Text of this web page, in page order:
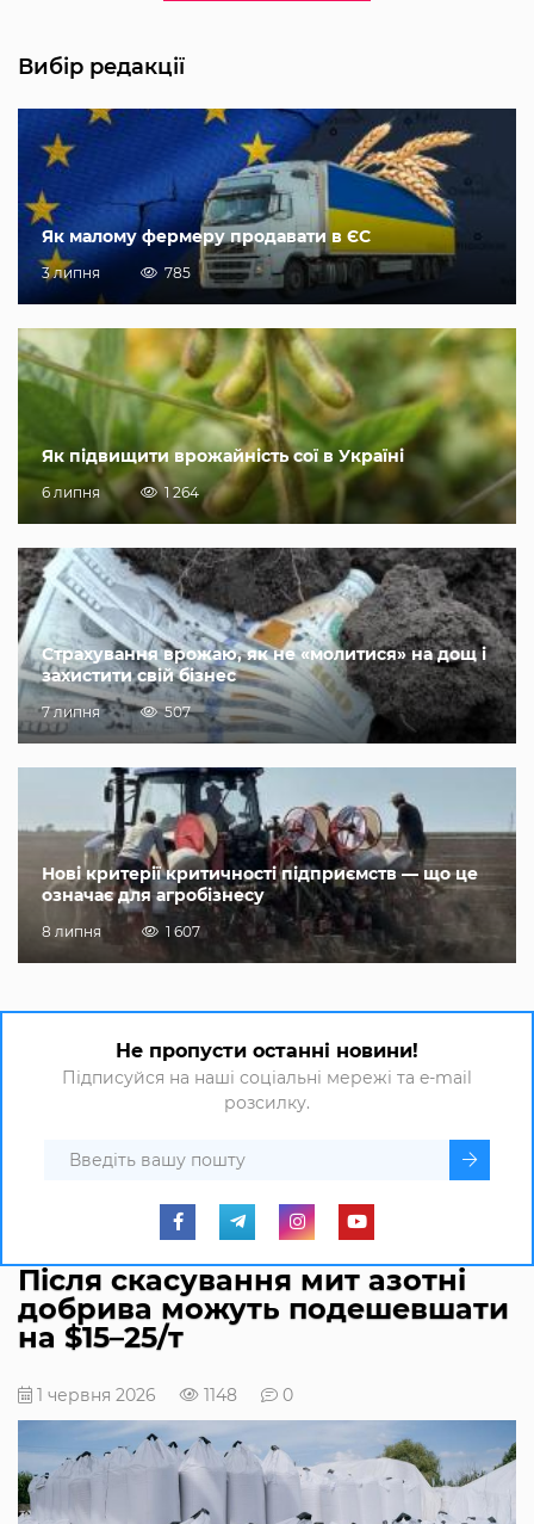
Вибір редакції
Як малому фермеру продавати в ЄС
3 липня 785
Як підвищити врожайність сої в Україні
6 липня 1 264
Страхування врожаю, як не «молитися» на дощ і
захистити свій бізнес
7 липня 507
Нові критерії критичності підприємств — що це
означає для агробізнесу
8 липня 1 607
Не пропусти останні новини!
Підписуйся на наші соціальні мережі та e-mail
розсилку.
Після скасування мит азотні
добрива можуть подешевшати
на $15–25/т
1 червня 2026 1148 0